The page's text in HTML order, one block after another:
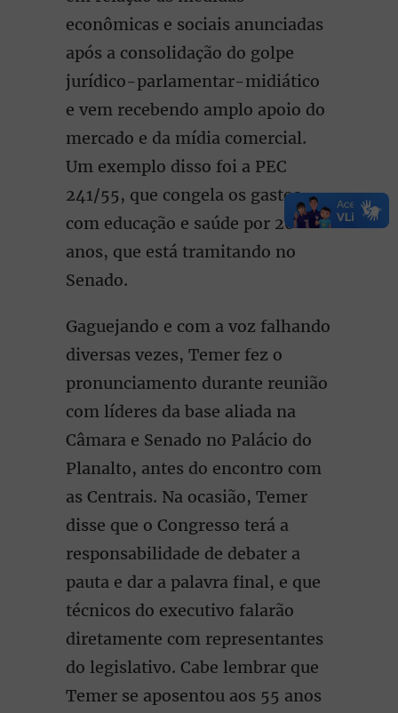
econômicas e sociais anunciadas
após a consolidação do golpe
jurídico-parlamentar-midiático
e vem recebendo amplo apoio do
mercado e da mídia comercial.
Um exemplo disso foi a PEC
241/55, que congela os gastos
com educação e saúde por 20
anos, que está tramitando no
Senado.
Gaguejando e com a voz falhando
diversas vezes, Temer fez o
pronunciamento durante reunião
com líderes da base aliada na
Câmara e Senado no Palácio do
Planalto, antes do encontro com
as Centrais. Na ocasião, Temer
disse que o Congresso terá a
responsabilidade de debater a
pauta e dar a palavra final, e que
técnicos do executivo falarão
diretamente com representantes
do legislativo. Cabe lembrar que
Temer se aposentou aos 55 anos